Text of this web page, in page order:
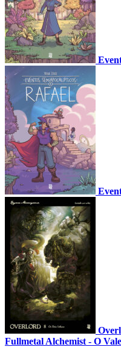
Fullmetal Alchemist - O